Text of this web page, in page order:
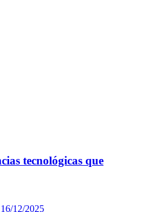
tecnológicas que
12/2025